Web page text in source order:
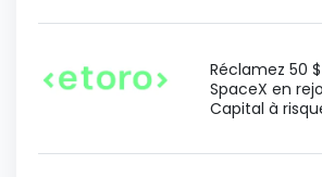
Réclamez 50
SpaceX en
Capital à